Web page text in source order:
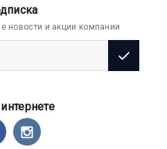
новости и акции компании